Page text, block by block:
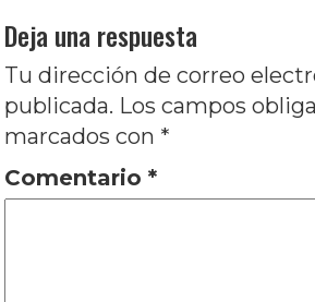
Deja una respuesta
Tu dirección de correo
publicada. Los campos
marcados con *
Comentario*